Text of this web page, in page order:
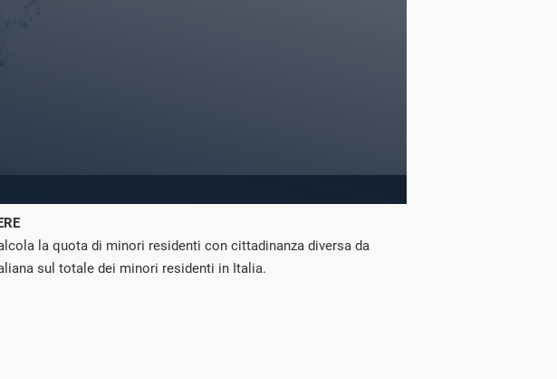
la quota di minori residenti con cittadinanza diversa da
sul totale dei minori residenti in Italia.